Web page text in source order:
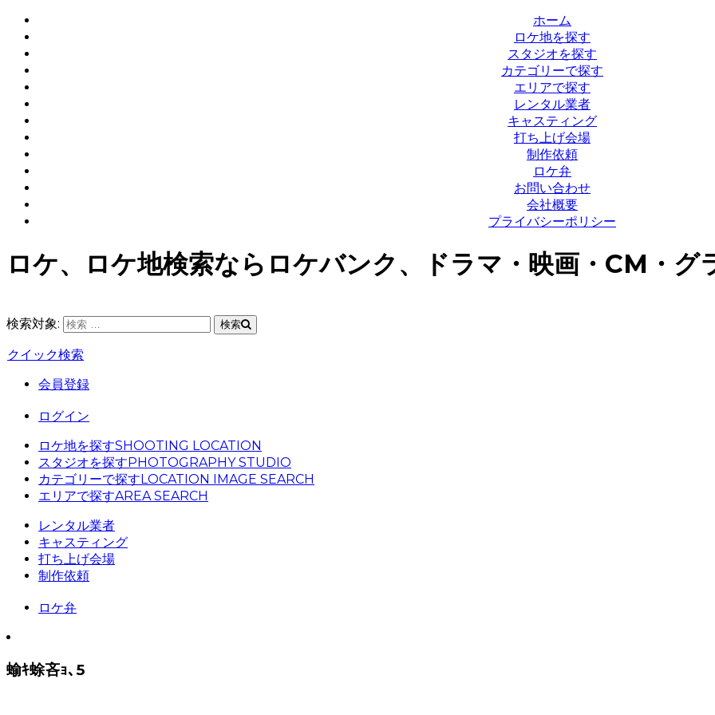
ホーム
ロケ地を探す
スタジオを探す
カテゴリーで探す
エリアで探す
レンタル業者
キャスティング
打ち上げ会場
制作依頼
ロケ弁
お問い合わせ
会社概要
プライバシーポリシー
ロケ、ロケ地検索ならロケバンク、ドラマ・映画・CM・グ
検索対象: 検索
クイック検索
会員登録
ログイン
ロケ地を探すSHOOTING LOCATION
スタジオを探すPHOTOGRAPHY STUDIO
カテゴリーで探すLOCATION IMAGE SEARCH
エリアで探すAREA SEARCH
レンタル業者
キャスティング
打ち上げ会場
制作依頼
ロケ弁
蝓ｷ蜍吝ｮ､5